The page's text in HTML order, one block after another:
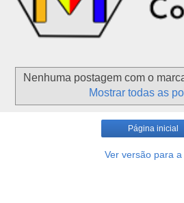
Nenhuma postagem com o
Mostrar todas as
Página inicial
Ver versão para a